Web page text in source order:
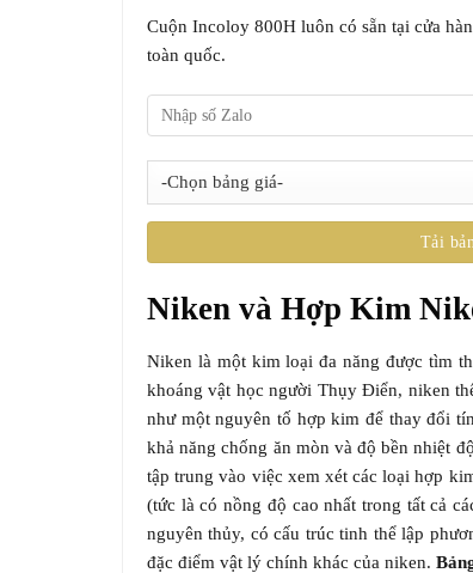
Cuộn Incoloy 800H luôn có sẵn tại cửa
toàn quốc.
Niken và Hợp Kim
Niken là một kim loại đa năng được tìm
khoáng vật học người Thụy Điển, niken
như một nguyên tố hợp kim để thay đổi
khả năng chống ăn mòn và độ bền nhiệt
tập trung vào việc xem xét các loại hợp
(tức là có nồng độ cao nhất trong tất cả
nguyên thủy, có cấu trúc tinh thể lập
đặc điểm vật lý chính khác của niken.